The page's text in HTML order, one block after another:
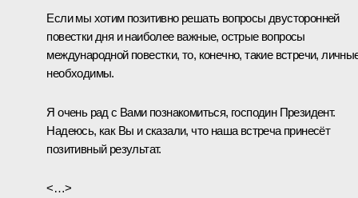
Если мы хотим позитивно решать вопросы двусторонней
повестки дня и наиболее важные, острые вопросы
международной повестки, то, конечно, такие встречи,
необходимы.
Я очень рад с Вами познакомиться, господин Президент.
Надеюсь, как Вы и сказали, что наша встреча принесёт
позитивный результат.
<…>